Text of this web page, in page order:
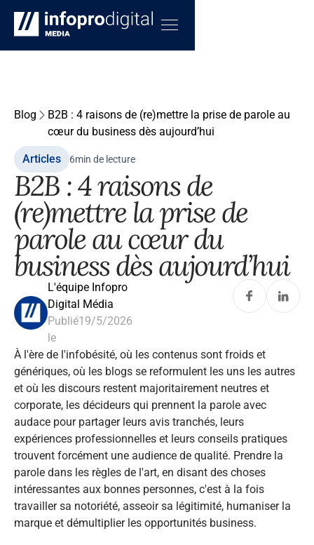
Blog
B2B : 4 raisons de (re)mettre la prise de parole au
cœur du business dès aujourd’hui
Articles 6min de lecture
B2B : 4 raisons de
(re)mettre la prise de
parole au cœur du
business dès aujourd’hui
L'équipe Infopro
Digital Média
Publié
le
19/5/2026
À l'ère de l'infobésité, où les contenus sont froids et
génériques, où les blogs se reformulent les uns les autres
et où les discours restent majoritairement neutres et
corporate, les décideurs qui prennent la parole avec
audace pour partager leurs avis tranchés, leurs
expériences professionnelles et leurs conseils pratiques
trouvent forcément une audience de qualité. Prendre la
parole dans les règles de l'art, en disant des choses
intéressantes aux bonnes personnes, c'est à la fois
travailler sa notoriété, asseoir sa légitimité, humaniser la
marque et démultiplier les opportunités business.